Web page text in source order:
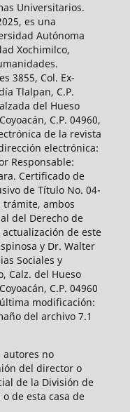
Universitarios.
es una
Autónoma
Xochimilco,
3855, Col. Ex-
Tlalpan, C.P.
del Hueso
C.P. 04960,
de la revista
electrónica:
Responsable:
Certificado de
de Título No. 04-
trámite, ambos
del Derecho de
de este
y Dr. Walter
Sociales y
Calz. del Hueso
C.P. 04960
modificación:
del archivo 7.1
autores no
del director o
de la División de
de esta casa de